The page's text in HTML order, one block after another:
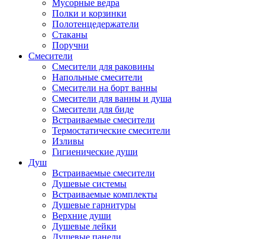
Мусорные ведра
Полки и корзинки
Полотенцедержатели
Стаканы
Поручни
Смесители
Смесители для раковины
Напольные смесители
Смесители на борт ванны
Смесители для ванны и душа
Смесители для биде
Встраиваемые смесители
Термостатические смесители
Изливы
Гигиенические души
Душ
Встраиваемые смесители
Душевые системы
Встраиваемые комплекты
Душевые гарнитуры
Верхние души
Душевые лейки
Душевые панели